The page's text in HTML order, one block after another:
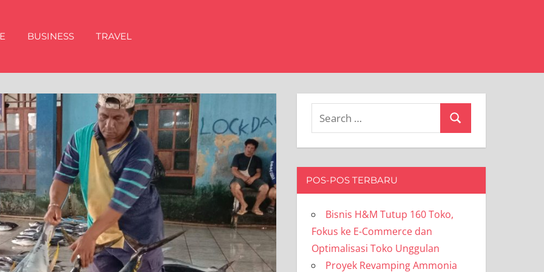
BUSINESS TRAVEL
Search
POS-POS TERBARU
Bisnis H&M Tutup 160 Toko,
Fokus ke E-Commerce dan
Optimalisasi Toko Unggulan
Proyek Revamping Ammonia